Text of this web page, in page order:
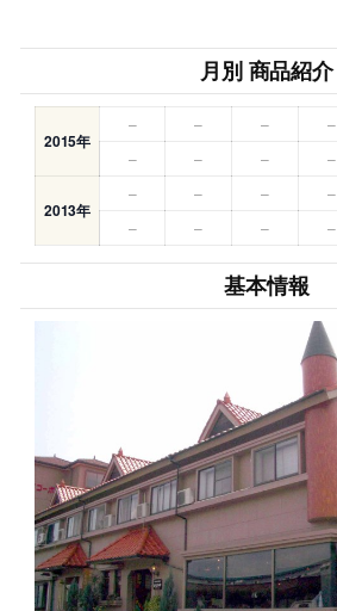
月別 商品紹介
2015年
– – – –
–
– – –
2013年
– – – –
–
– – –
基本情報